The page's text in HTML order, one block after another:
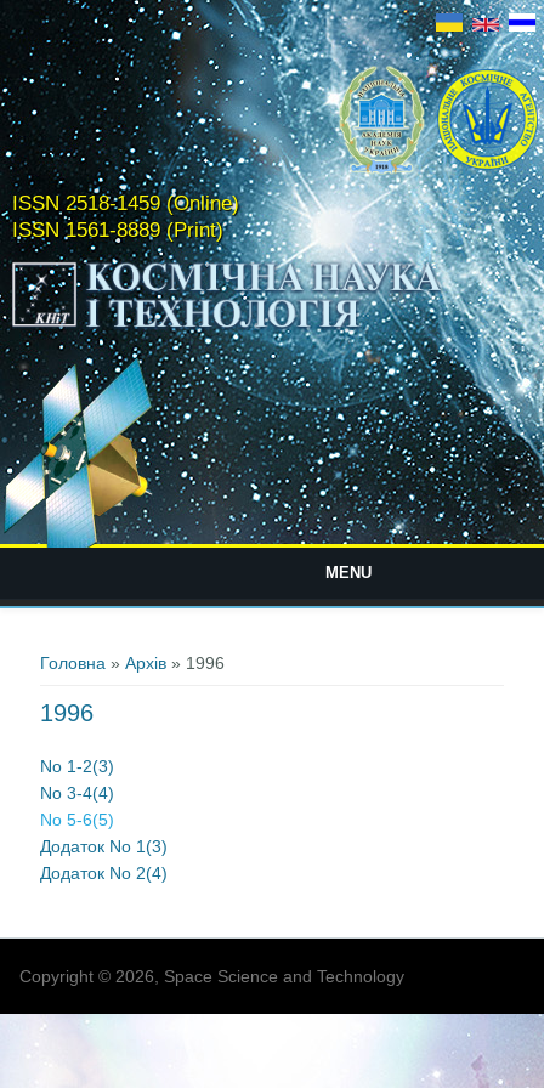
ISSN 2518-1459 (Online)
ISSN 1561-8889 (Print)
MENU
Головна »Архів » 1996
1996
No 1-2(3)
No 3-4(4)
No 5-6(5)
Додаток No 1(3)
Додаток No 2(4)
Copyright © 2026, Space Science and Technology